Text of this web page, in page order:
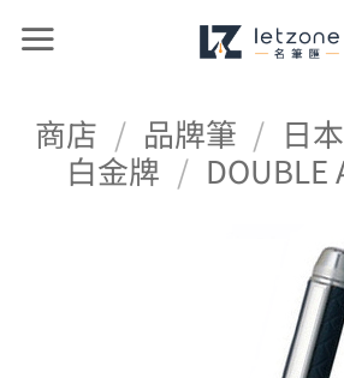
商店 / 品牌筆 / 日
白金牌 / DOUBLE